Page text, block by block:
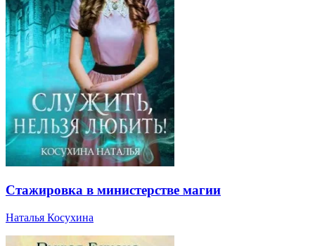
Стажировка в министерстве магии
Наталья Косухина